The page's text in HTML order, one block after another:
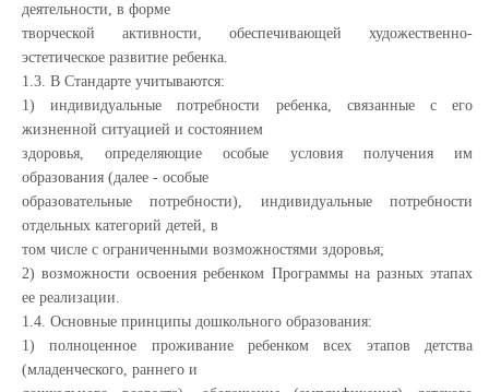
деятельности, в форме
творческой активности, обеспечивающей художественно-
эстетическое развитие ребенка.
1.3. В Стандарте учитываются:
1) индивидуальные потребности ребенка, связанные с его
жизненной ситуацией и состоянием
здоровья, определяющие особые условия получения им
образования (далее - особые
образовательные потребности), индивидуальные потребности
отдельных категорий детей, в
том числе с ограниченными возможностями здоровья;
2) возможности освоения ребенком Программы на разных этапах
ее реализации.
1.4. Основные принципы дошкольного образования:
1) полноценное проживание ребенком всех этапов детства
(младенческого, раннего и